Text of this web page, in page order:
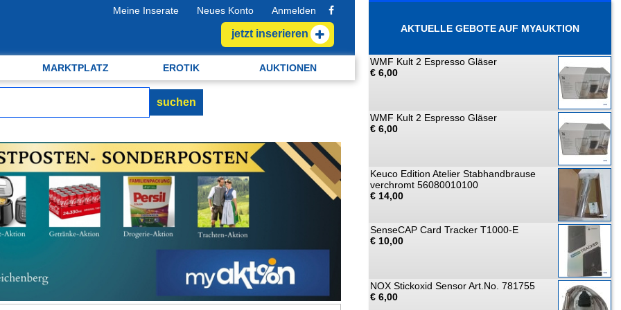
Meine Inserate Neues Konto Anmelden
jetzt inserieren
MARKTPLATZ EROTIK AUKTIONEN
suchen
AKTUELLE GEBOTE AUF MYAUKTION
WMF Kult 2 Espresso Gläser
€ 6,00
WMF Kult 2 Espresso Gläser
€ 6,00
Keuco Edition Atelier Stabhandbrause
verchromt 56080010100
€ 14,00
SenseCAP Card Tracker T1000-E
€ 10,00
NOX Stickoxid Sensor Art.No. 781755
€ 6,00